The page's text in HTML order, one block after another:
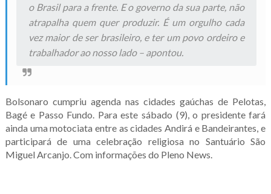
o Brasil para a frente. E o governo da sua parte, não
atrapalha quem quer produzir. É um orgulho cada
vez maior de ser brasileiro, e ter um povo ordeiro e
trabalhador ao nosso lado – apontou.
Bolsonaro cumpriu agenda nas cidades gaúchas de Pelotas,
Bagé e Passo Fundo. Para este sábado (9), o presidente fará
ainda uma motociata entre as cidades Andirá e Bandeirantes, e
participará de uma celebração religiosa no Santuário São
Miguel Arcanjo. Com informações do Pleno News.